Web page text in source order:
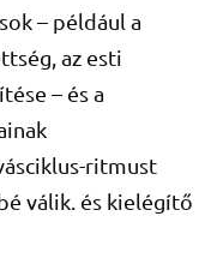
– például a
az esti
– és a
ritmust
válik. és kielégítő